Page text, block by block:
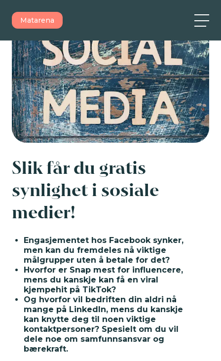
Matarena
Slik får du gratis
synlighet i sosiale
medier!
Engasjementet hos Facebook synker,
men kan du fremdeles nå viktige
målgrupper uten å betale for det?
Hvorfor er Snap mest for influencere,
mens du kanskje kan få en viral
kjempehit på TikTok?
Og hvorfor vil bedriften din aldri nå
mange på LinkedIn, mens du kanskje
kan knytte deg til noen viktige
kontaktpersoner? Spesielt om du vil
dele noe om samfunnsansvar og
bærekraft.